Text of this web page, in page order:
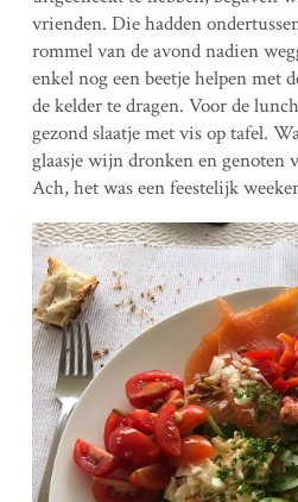
vrienden. Die hadden
rommel van de avond nadien
enkel nog een beetje helpen met
de kelder te dragen. Voor de
gezond slaatje met vis op tafel.
glaasje wijn dronken en genoten
Ach, het was een feestelijk